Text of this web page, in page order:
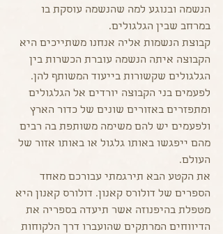
הנשמה ובנוגע למה שהנשמה עוסקת בו
במרחב שבין הגלגולים.
קבוצת הנשמות אליה אנחנו משתייכים היא
הקבוצה איתה הנשמה עוברת הכשרות בין
הגלגולים שקשורות בייעוד המשותף להן.
לפעמים בני הקבוצה יורדים אל הגלגולים
ומתפזרים באזורים שונים של כדור הארץ
ולפעמים יש להם משימה משותפת בה רבים
מהם ייפגשו באותו גלגול או באותו אזור של
העולם.
את הקטע הבא תירגמתי עבורכם מאחד
הספרים של דולורס קאנון. דולורס קאנון היא
מטפלת בהיפנוזה אשר תיעדה בספריה את
הדיווחים המרתקים שהועברו דרך הלקוחות